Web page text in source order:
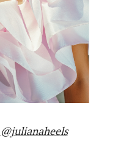
@julianaheels